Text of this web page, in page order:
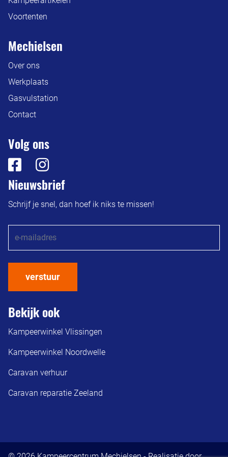
Voortenten
Mechielsen
Over ons
Werkplaats
Gasvulstation
Contact
Volg ons
Nieuwsbrief
Schrijf je snel, dan hoef ik niks te missen!
verstuur
Bekijk ook
Kampeerwinkel Vlissingen
Kampeerwinkel Noordwelle
Caravan verhuur
Caravan reparatie Zeeland